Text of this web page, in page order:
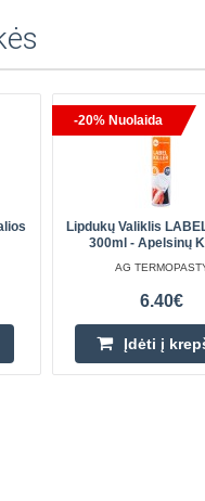
-20% Nuolaida
Lipdukų Valiklis
300ml - Apelsinų
AG
6.40€
Įdėti į